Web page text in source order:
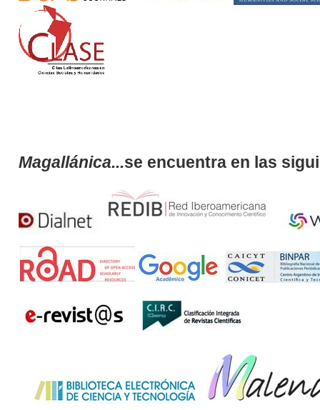
Magallánica...se encuentra en las